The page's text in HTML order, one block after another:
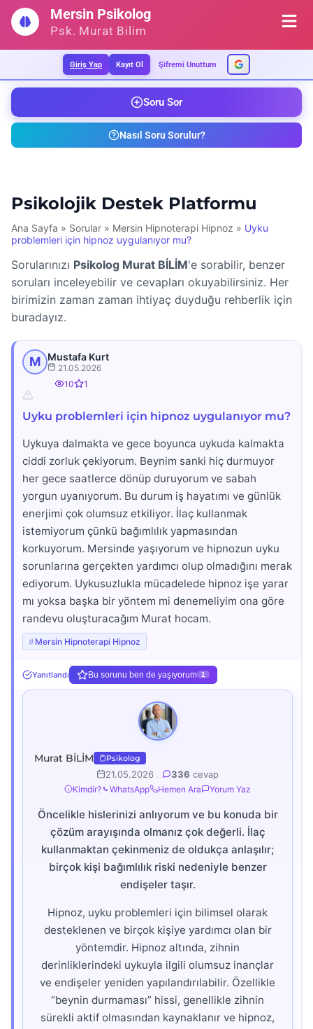
İçeriğe
geç
Mersin Psikolog
Psk. Murat Bilim
Giriş Yap Kayıt Ol Şifremi Unuttum
Soru Sor
Nasıl Soru Sorulur?
Psikolojik Destek Platformu
Ana Sayfa » Sorular » Mersin Hipnoterapi Hipnoz » Uyku
problemleri için hipnoz uygulanıyor mu?
Sorularınızı Psikolog Murat BİLİM'e sorabilir, benzer
soruları inceleyebilir ve cevapları okuyabilirsiniz. Her
birimizin zaman zaman ihtiyaç duyduğu rehberlik için
buradayız.
M Mustafa Kurt
21.05.2026
10
1
Uyku problemleri için hipnoz uygulanıyor mu?
Uykuya dalmakta ve gece boyunca uykuda kalmakta
ciddi zorluk çekiyorum. Beynim sanki hiç durmuyor
her gece saatlerce dönüp duruyorum ve sabah
yorgun uyanıyorum. Bu durum iş hayatımı ve günlük
enerjimi çok olumsuz etkiliyor. İlaç kullanmak
istemiyorum çünkü bağımlılık yapmasından
korkuyorum. Mersinde yaşıyorum ve hipnozun uyku
sorunlarına gerçekten yardımcı olup olmadığını merak
ediyorum. Uykusuzlukla mücadelede hipnoz işe yarar
mı yoksa başka bir yöntem mi denemeliyim ona göre
randevu oluşturacağım Murat hocam.
Mersin Hipnoterapi Hipnoz
Yanıtlandı Bu sorunu ben de yaşıyorum 1
Murat BİLİM Psikolog
21.05.2026 336 cevap
Kimdir? WhatsApp Hemen Ara Yorum Yaz
Öncelikle hislerinizi anlıyorum ve bu konuda bir
çözüm arayışında olmanız çok değerli. İlaç
kullanmaktan çekinmeniz de oldukça anlaşılır;
birçok kişi bağımlılık riski nedeniyle benzer
endişeler taşır.
Hipnoz, uyku problemleri için bilimsel olarak
desteklenen ve birçok kişiye yardımcı olan bir
yöntemdir. Hipnoz altında, zihnin
derinliklerindeki uykuyla ilgili olumsuz inançlar
ve endişeler yeniden yapılandırılabilir. Özellikle
“beynin durmaması” hissi, genellikle zihnin
sürekli aktif olmasından kaynaklanır ve hipnoz,